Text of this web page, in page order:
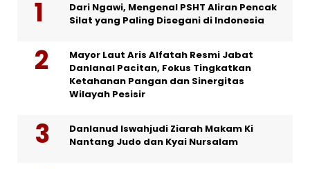
Dari Ngawi, Mengenal PSHT Aliran Pencak
Silat yang Paling Disegani di Indonesia
Mayor Laut Aris Alfatah Resmi Jabat
Danlanal Pacitan, Fokus Tingkatkan
Ketahanan Pangan dan Sinergitas
Wilayah Pesisir
Danlanud Iswahjudi Ziarah Makam Ki
Nantang Judo dan Kyai Nursalam